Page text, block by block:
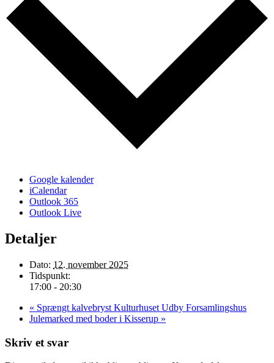
Google kalender
iCalendar
Outlook 365
Outlook Live
Detaljer
Dato: 12. november 2025
Tidspunkt:
17:00 - 20:30
« Sprængt kalvebryst Kulturhuset Udby Forsamlingshus
Julemarked med boder i Kisserup »
Skriv et svar